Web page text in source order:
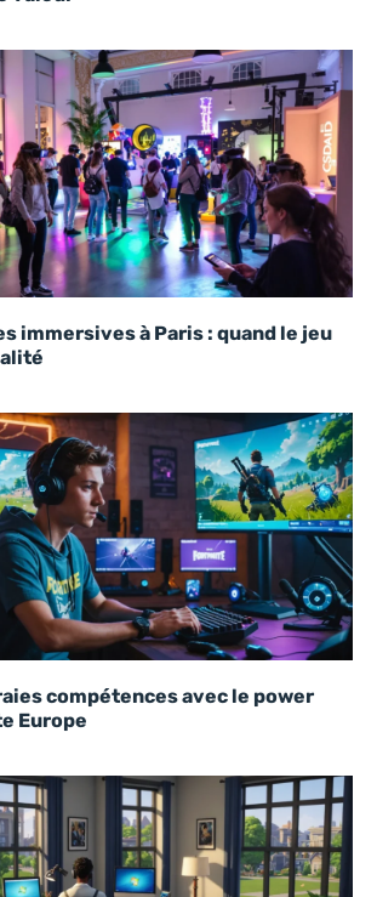
immersives à Paris : quand le jeu
compétences avec le power
Europe